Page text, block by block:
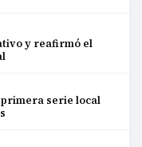
y reafirmó el
serie local